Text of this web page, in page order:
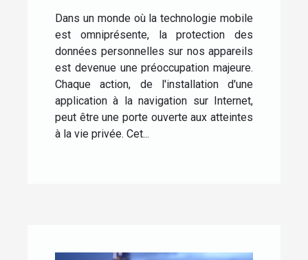
pour Android et iPhone
Dans un monde où la technologie mobile
est omniprésente, la protection des
données personnelles sur nos appareils
est devenue une préoccupation majeure.
Chaque action, de l'installation d'une
application à la navigation sur Internet,
peut être une porte ouverte aux atteintes
à la vie privée. Cet...